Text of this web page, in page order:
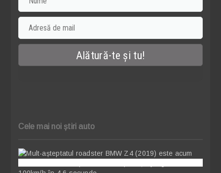
Cele mai noi știri auto